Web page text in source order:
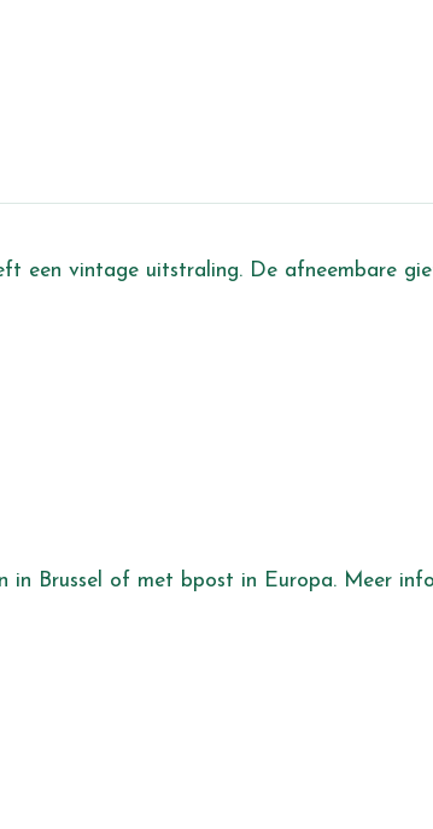
een vintage uitstraling. De afneembare
in Brussel of met bpost in Europa. Meer